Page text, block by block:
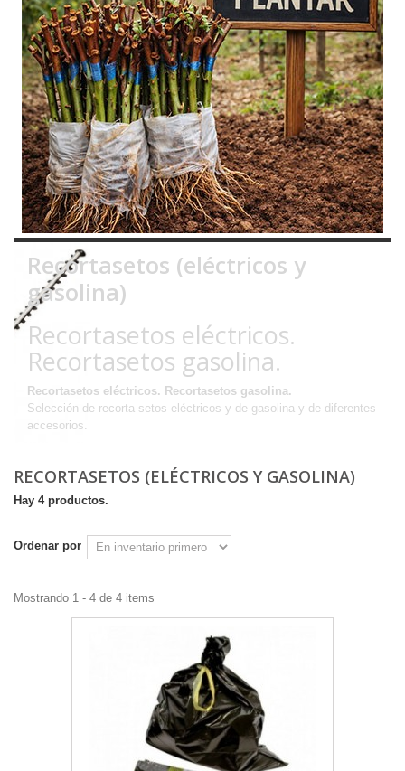
Recortasetos (eléctricos y
gasolina)
Recortasetos eléctricos.
Recortasetos gasolina.
Recortasetos eléctricos. Recortasetos gasolina.
Selección de recorta setos eléctricos y de gasolina y de diferentes
accesorios.
RECORTASETOS (ELÉCTRICOS Y GASOLINA)
Hay 4 productos.
Ordenar por
Mostrando 1 - 4 de 4 items